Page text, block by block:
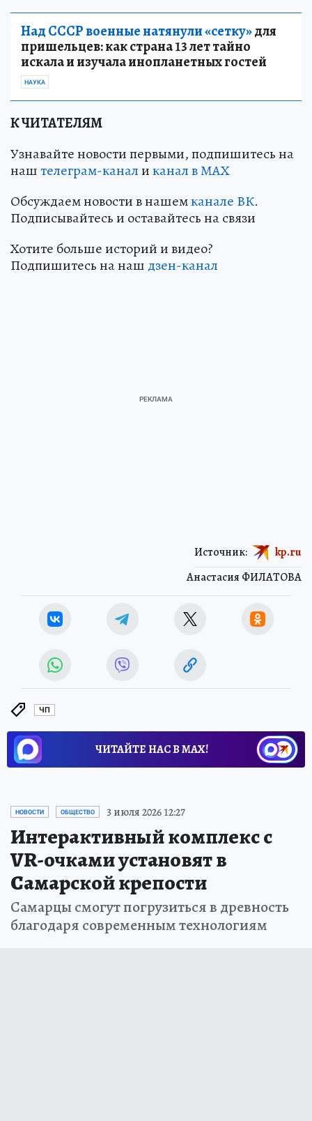
Над СССР военные натянули «сетку»для
пришельцев: как страна 13 лет тайно
искала и изучала инопланетных гостей
НАУКА
К ЧИТАТЕЛЯМ
Узнавайте новости первыми, подпишитесь на
наштелеграм-каналиканал в МАХ
Обсуждаем новости в нашемканале ВК.
Подписывайтесь и оставайтесь на связи
Хотите больше историй и видео?
Подпишитесь на наш дзен-канал
Анастасия ФИЛАТОВА
Источник: kp.ru
ЧП
ЧИТАЙТЕ НАС В МАХ!
НОВОСТИ ОБЩЕСТВО 3 июля 2026 12:27
Интерактивный комплекс с
VR-очками установят в
Самарской крепости
Самарцы смогут погрузиться в древность
благодаря современным технологиям